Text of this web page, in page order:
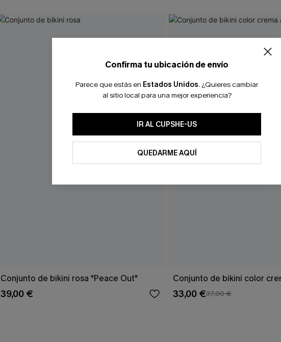
Conjunto de bikini rosa "Peace Out"
39,00 €
Conjunto de bikini color
33,00 €37,00 €
Confirma tu ubicación de envío
Parece que estás en Estados Unidos. ¿Quieres cambiar
al sitio local para una mejor experiencia?
IR AL CUPSHE-US
QUEDARME AQUÍ